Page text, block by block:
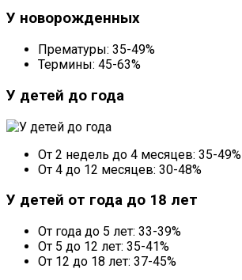
У новорожденных
Прематуры: 35-49%
Термины: 45-63%
У детей до года
От 2 недель до 4 месяцев: 35-49%
От 4 до 12 месяцев: 30-48%
У детей от года до 18 лет
От года до 5 лет: 33-39%
От 5 до 12 лет: 35-41%
От 12 до 18 лет: 37-45%